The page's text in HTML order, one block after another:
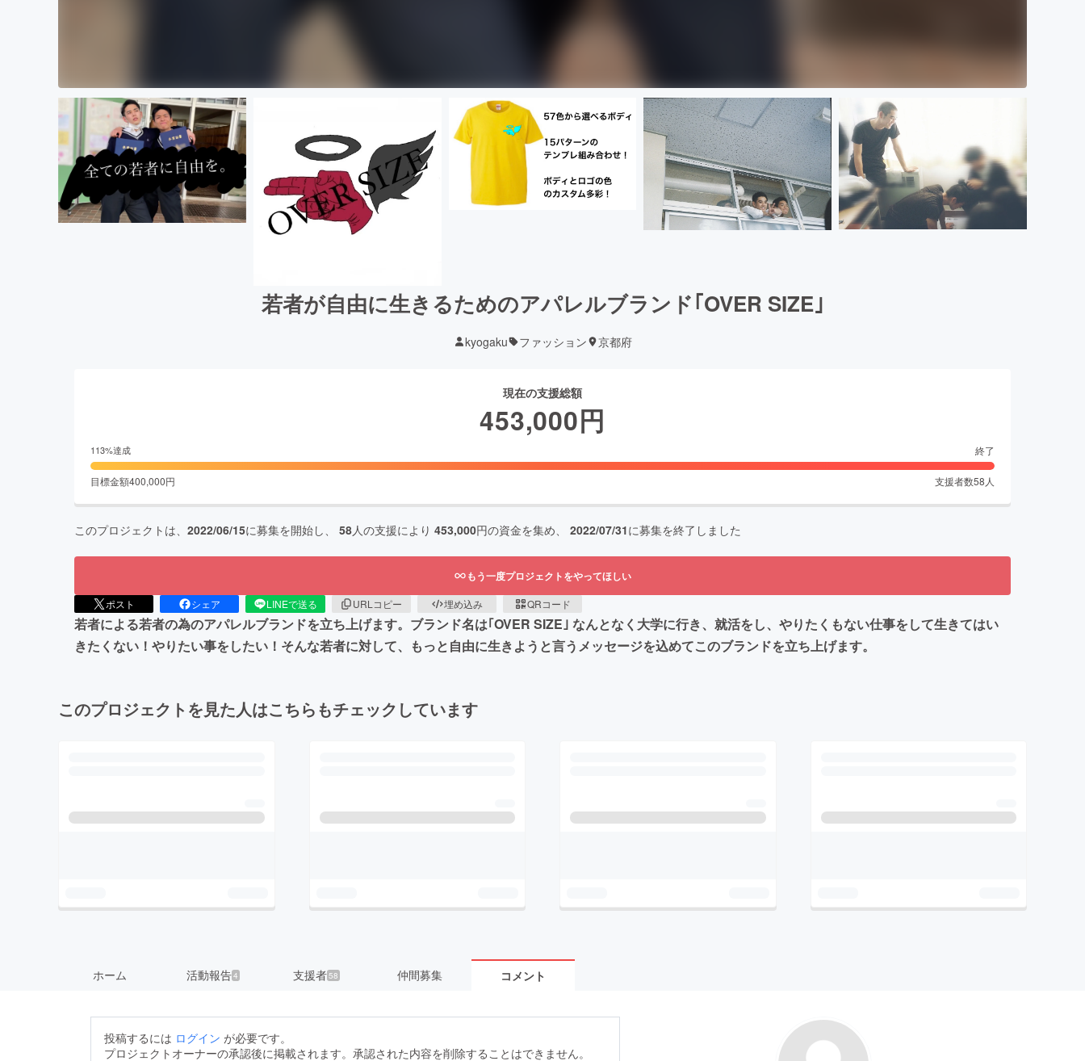
若者が自由に生きるためのアパレルブランド｢OVER SIZE｣
kyogaku ファッション 京都府
現在の支援総額
453,000円
113%達成 終了
目標金額400,000円 支援者数58 人
このプロジェクトは、 2022/06/15に募集を開始し、 58人の支援により 453,000円の資金を集め、 2022/07/31に募集を終了しました
もう一度プロジェクトをやってほしい
ポスト シェア LINEで送る URLコピー 埋め込み QRコード
若者による若者の為のアパレルブランドを立ち上げます。ブランド名は｢OVER SIZE｣ なんとなく大学に行き、就活をし、やりたくもない仕事をして生きてはい
きたくない！やりたい事をしたい！そんな若者に対して、もっと自由に生きようと言うメッセージを込めてこのブランドを立ち上げます。
このプロジェクトを見た人はこちらもチェックしています
ホーム 活動報告4 支援者58 仲間募集 コメント
投稿するには ログイン が必要です。
プロジェクトオーナーの承認後に掲載されます。承認された内容を削除することはできません。